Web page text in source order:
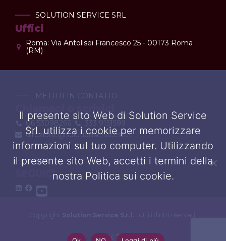
SOLUTION SERVICE SRL
Uffici
Roma: Via Antolisei Francesco 25 - 00173 Roma
(RM)
METTITI IN CONTATTO
Chiamaci o scrivici
06 53098266
333 9151599
direzione@solutionservicesrl.it
SOCIAL
SEGUICI
BACK TO TOP
Il presente sito Web di Solution Service
Srl. utilizza i cookie per memorizzare
informazioni sul tuo computer. Utilizzando
il presente sito Web, accetti i termini della
nostra Politica sui cookie.